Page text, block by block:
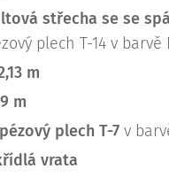
střecha se se
plech T-14 v barvě
m
m
plech T-7 v
vrata